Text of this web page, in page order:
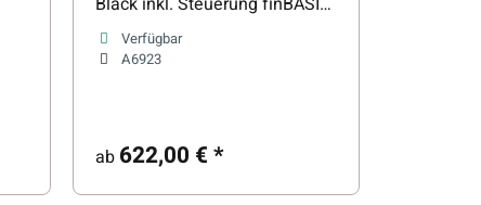
und eckigen Saunasteinen
Verfügbar
A6923
ab 622,00 €*